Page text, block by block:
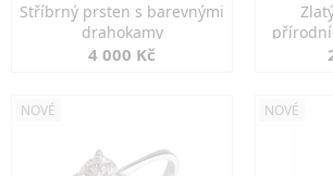
Stříbrný prsten s barevnými
drahokamy
4 000 Kč
NOVÉ NOVÉ